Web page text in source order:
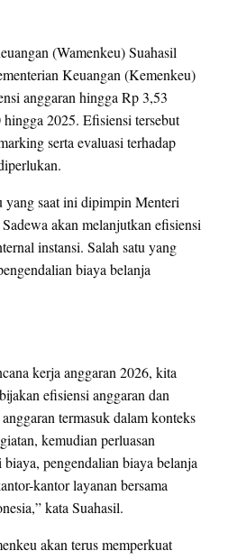
(Wamenkeu) Suahasil
Keuangan (Kemenkeu)
anggaran hingga Rp 3,53
2025. Efisiensi tersebut
serta evaluasi terhadap
yang saat ini dipimpin Menteri
akan melanjutkan efisiensi
instansi. Salah satu yang
biaya belanja
kerja anggaran 2026, kita
efisiensi anggaran dan
termasuk dalam konteks
kemudian perluasan
pengendalian biaya belanja
kantor layanan bersama
kata Suahasil.
akan terus memperkuat